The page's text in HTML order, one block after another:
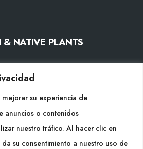
su experiencia de
anuncios o contenidos
nuestro tráfico. Al hacer clic en
su consentimiento a nuestro uso de
& NATIVE PLANTS